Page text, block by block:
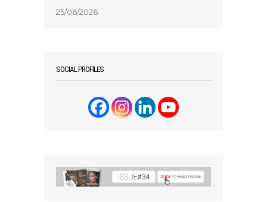
25/06/2026
SOCIAL PROFILES